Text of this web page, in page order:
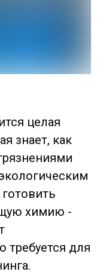
целая
знает, как
химию -
требуется для